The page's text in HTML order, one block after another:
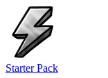
Starter Pack